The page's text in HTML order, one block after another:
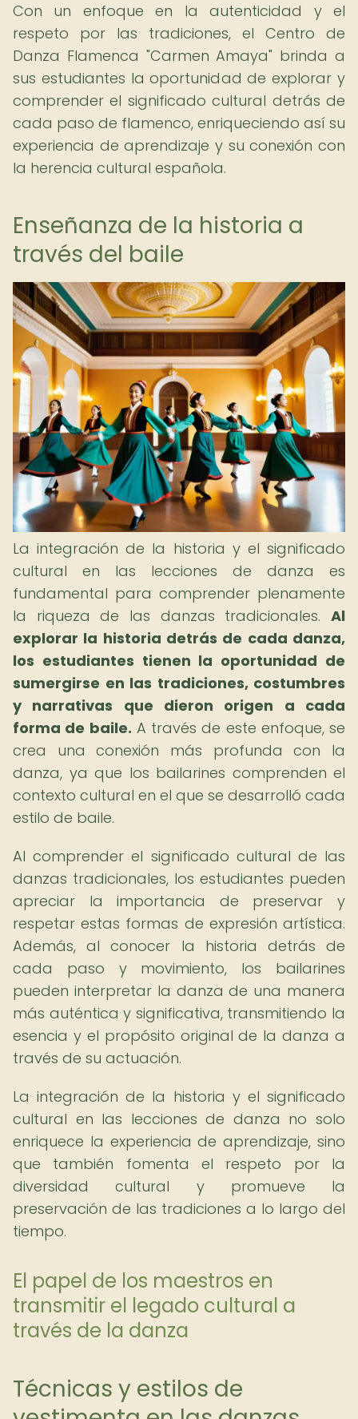
Con un enfoque en la autenticidad y el
respeto por las tradiciones, el Centro de
Danza Flamenca "Carmen Amaya" brinda a
sus estudiantes la oportunidad de explorar y
comprender el significado cultural detrás de
cada paso de flamenco, enriqueciendo así su
experiencia de aprendizaje y su conexión con
la herencia cultural española.
Enseñanza de la historia a
través del baile
La integración de la historia y el significado
cultural en las lecciones de danza es
fundamental para comprender plenamente
la riqueza de las danzas tradicionales. Al
explorar la historia detrás de cada danza,
los estudiantes tienen la oportunidad de
sumergirse en las tradiciones, costumbres
y narrativas que dieron origen a cada
forma de baile. A través de este enfoque, se
crea una conexión más profunda con la
danza, ya que los bailarines comprenden el
contexto cultural en el que se desarrolló cada
estilo de baile.
Al comprender el significado cultural de las
danzas tradicionales, los estudiantes pueden
apreciar la importancia de preservar y
respetar estas formas de expresión artística.
Además, al conocer la historia detrás de
cada paso y movimiento, los bailarines
pueden interpretar la danza de una manera
más auténtica y significativa, transmitiendo la
esencia y el propósito original de la danza a
través de su actuación.
La integración de la historia y el significado
cultural en las lecciones de danza no solo
enriquece la experiencia de aprendizaje, sino
que también fomenta el respeto por la
diversidad cultural y promueve la
preservación de las tradiciones a lo largo del
tiempo.
El papel de los maestros en
transmitir el legado cultural a
través de la danza
Técnicas y estilos de